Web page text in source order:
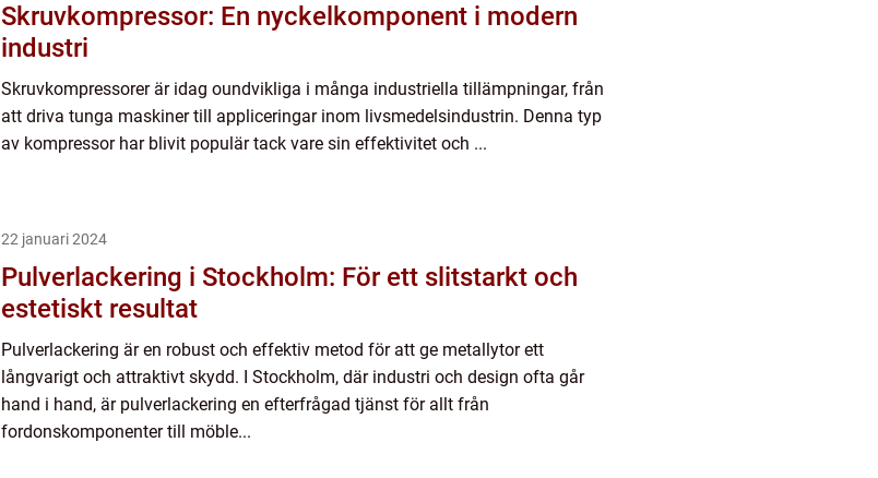
Skruvkompressor: En nyckelkomponent i modern
industri
Skruvkompressorer är idag oundvikliga i många industriella tillämpningar, från
att driva tunga maskiner till appliceringar inom livsmedelsindustrin. Denna typ
av kompressor har blivit populär tack vare sin effektivitet och ...
22 januari 2024
Pulverlackering i Stockholm: För ett slitstarkt och
estetiskt resultat
Pulverlackering är en robust och effektiv metod för att ge metallytor ett
långvarigt och attraktivt skydd. I Stockholm, där industri och design ofta går
hand i hand, är pulverlackering en efterfrågad tjänst för allt från
fordonskomponenter till möble...